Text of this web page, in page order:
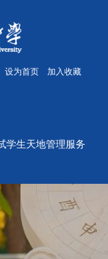
设为首页 加入收藏
学生天地管理服务